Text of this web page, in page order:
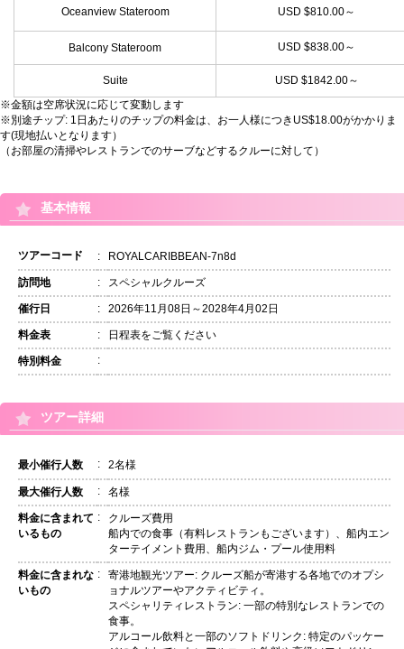
Oceanview Stateroom USD $810.00～
Balcony Stateroom USD $838.00～
Suite
USD $1842.00～
※金額は空席状況に応じて変動します
※別途チップ: 1日あたりのチップの料金は、お一人様につきUS$18.00がかかりま
す(現地払いとなります）
（お部屋の清掃やレストランでのサーブなどするクルーに対して）
基本情報
ツアーコード : ROYALCARIBBEAN-7n8d
訪問地 : スペシャルクルーズ
催行日 : 2026年11月08日～2028年4月02日
料金表 : 日程表をご覧ください
特別料金 :
ツアー詳細
最小催行人数 : 2名様
最大催行人数 : 名様
料金に含まれて
いるもの
:
クルーズ費用
船内での食事（有料レストランもございます）、船内エン
ターテイメント費用、船内ジム・プール使用料
料金に含まれな
いもの
:
寄港地観光ツアー: クルーズ船が寄港する各地でのオプシ
ョナルツアーやアクティビティ。
スペシャリティレストラン: 一部の特別なレストランでの
食事。
アルコール飲料と一部のソフトドリンク: 特定のパッケー